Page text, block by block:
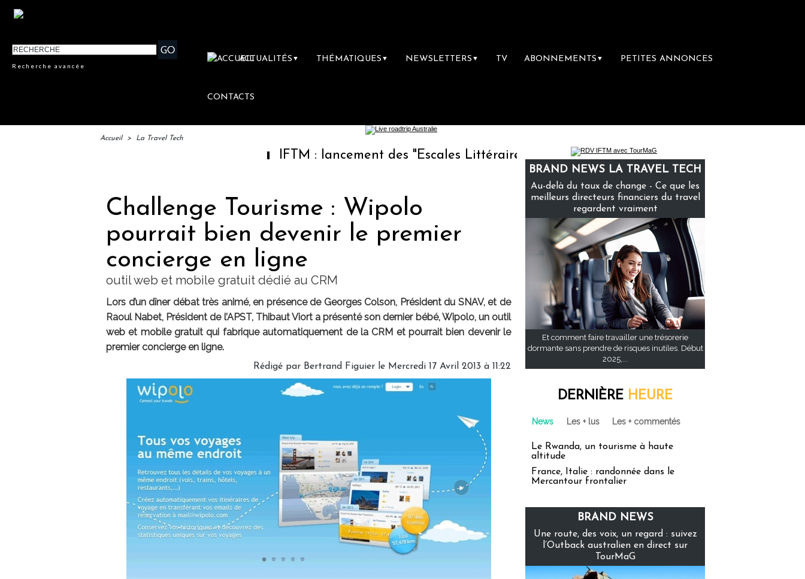
Recherche avancée
ACTUALITÉS ▼ THÉMATIQUES ▼ NEWSLETTERS ▼ TV ABONNEMENTS ▼ PETITES ANNONCES
CONTACTS
Accueil > La Travel Tech
IFTM : lancement des "Escales Littéraires", la première librairie du voyage
Challenge Tourisme : Wipolo
pourrait bien devenir le premier
concierge en ligne
outil web et mobile gratuit dédié au CRM
Lors d’un dîner débat très animé, en présence de Georges Colson, Président du SNAV, et de
Raoul Nabet, Président de l’APST, Thibaut Viort a présenté son dernier bébé, Wipolo, un outil
web et mobile gratuit qui fabrique automatiquement de la CRM et pourrait bien devenir le
premier concierge en ligne.
Rédigé par Bertrand Figuier le Mercredi 17 Avril 2013 à 11:22
BRAND NEWS LA TRAVEL TECH
Au-delà du taux de change - Ce que les
meilleurs directeurs financiers du travel
regardent vraiment
Et comment faire travailler une trésorerie
dormante sans prendre de risques inutiles. Début
2025,...
DERNIÈRE HEURE
News Les + lus Les + commentés
Le Rwanda, un tourisme à haute
altitude
France, Italie : randonnée dans le
Mercantour frontalier
BRAND NEWS
Une route, des voix, un regard : suivez
l’Outback australien en direct sur
TourMaG